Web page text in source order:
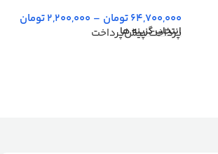
64,700,000تومان –
2,200,000تومان
انتخاب گزینه ها
پرداخت پیش‌پرداخت